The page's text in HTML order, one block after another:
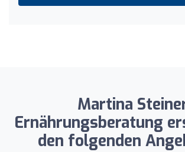
Martina
Ernährungsberatung
den folgenden